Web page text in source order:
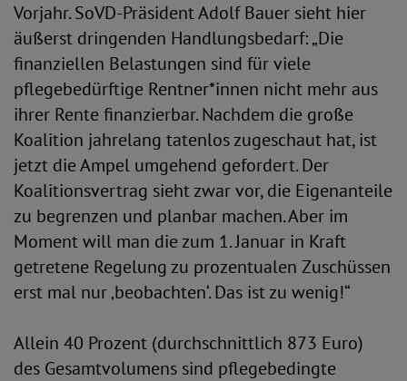
Vorjahr. SoVD-Präsident Adolf Bauer sieht hier
äußerst dringenden Handlungsbedarf: „Die
finanziellen Belastungen sind für viele
pflegebedürftige Rentner*innen nicht mehr aus
ihrer Rente finanzierbar. Nachdem die große
Koalition jahrelang tatenlos zugeschaut hat, ist
jetzt die Ampel umgehend gefordert. Der
Koalitionsvertrag sieht zwar vor, die Eigenanteile
zu begrenzen und planbar machen. Aber im
Moment will man die zum 1. Januar in Kraft
getretene Regelung zu prozentualen Zuschüssen
erst mal nur ‚beobachten‘. Das ist zu wenig!“
Allein 40 Prozent (durchschnittlich 873 Euro)
des Gesamtvolumens sind pflegebedingte